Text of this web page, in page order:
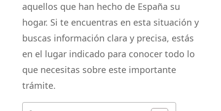
aquellos que han hecho de España su
hogar. Si te encuentras en esta situación y
buscas información clara y precisa, estás
en el lugar indicado para conocer todo lo
que necesitas sobre este importante
trámite.